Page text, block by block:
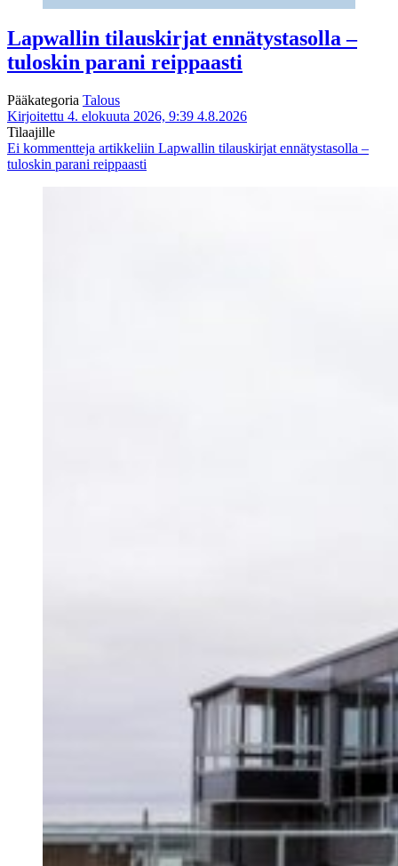
Lapwallin tilauskirjat ennätystasolla –
tuloskin parani reippaasti
Pääkategoria Talous
Kirjoitettu 4. elokuuta 2026, 9:39 4.8.2026
Tilaajille
Ei kommentteja artikkeliin Lapwallin tilauskirjat ennätystasolla –
tuloskin parani reippaasti